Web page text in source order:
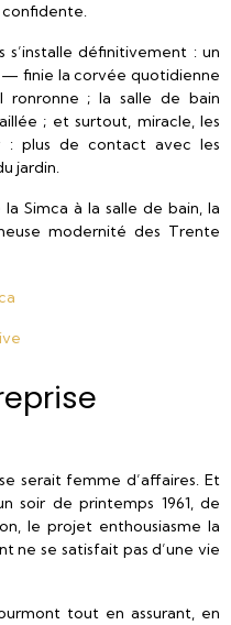
confidente.
définitivement : un
— finie la corvée quotidienne
ronronne ; la salle de bain
; et surtout, miracle, les
: plus de contact avec les
jardin.
Simca à la salle de bain, la
modernité des Trente
serait femme d’affaires. Et
soir de printemps 1961, de
le projet enthousiasme la
ne se satisfait pas d’une vie
tout en assurant, en